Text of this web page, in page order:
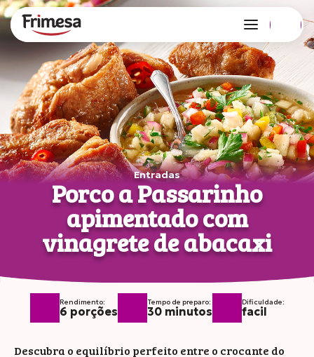
Entradas
Porco a Passarinho
apimentado com
vinagrete de abacaxi
Rendimento:
6 porções
Tempo de preparo:
30 minutos
Dificuldade:
facil
Descubra o equilíbrio perfeito entre o crocante do
Copiar link
Compartilhar
no Whatsapp
Edição 127 no ar!